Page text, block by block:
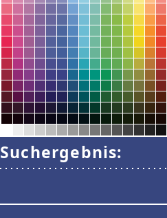
Suchergebnis: